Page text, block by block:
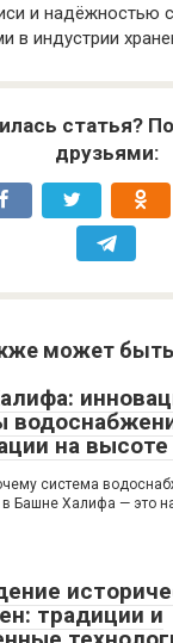
и надёжностью
в индустрии
статья?
друзьями:
может быть
на
система
в Башне Халифа — это
традиции и